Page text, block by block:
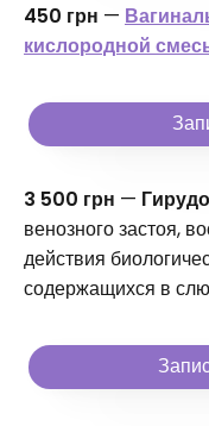
450 грн —
кислородной
3 500 грн —
венозного застоя,
действия
содержащихся в